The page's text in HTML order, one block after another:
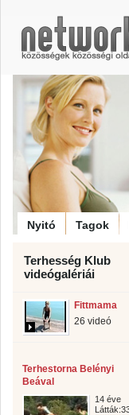
Nyitó Tagok
Terhesség Klub
videógalériái
Fittmama
26 videó
Terhestorna Belényi
Beával
14 éve